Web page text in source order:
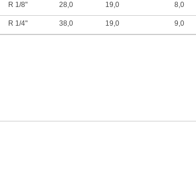
R 1/8" 28,0 19,0 8,0
R 1/4" 38,0 19,0 9,0